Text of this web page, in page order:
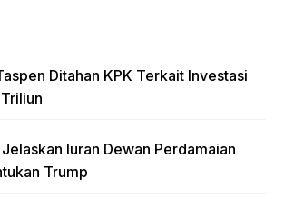
Ditahan KPK Terkait Investasi
Iuran Dewan Perdamaian
Trump